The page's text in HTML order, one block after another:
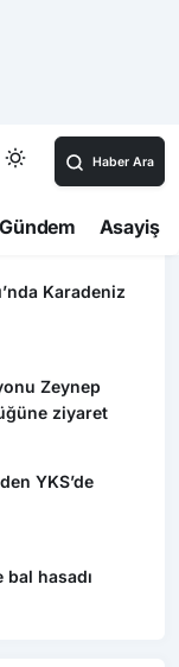
Karadeniz
Zeynep
ziyaret
YKS’de
bal hasadı